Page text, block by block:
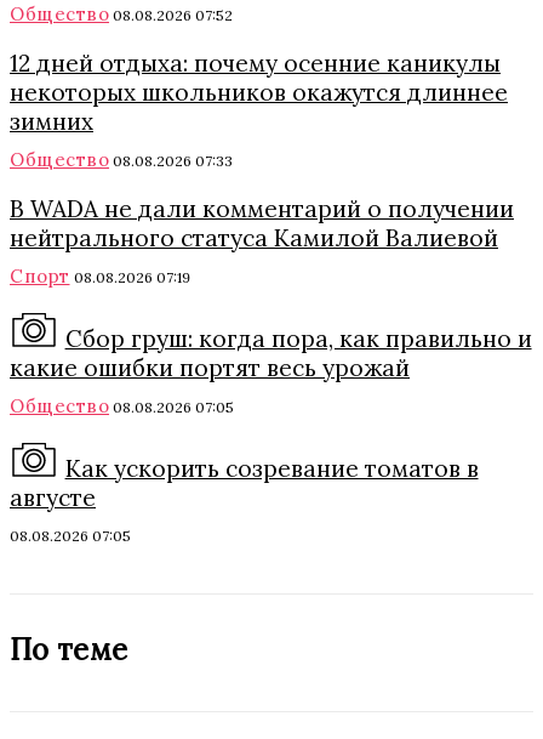
Общество 08.08.2026 07:52
12 дней отдыха: почему осенние каникулы
некоторых школьников окажутся длиннее
зимних
Общество 08.08.2026 07:33
В WADA не дали комментарий о получении
нейтрального статуса Камилой Валиевой
Спорт 08.08.2026 07:19
Сбор груш: когда пора, как правильно и
какие ошибки портят весь урожай
Общество 08.08.2026 07:05
Как ускорить созревание томатов в
августе
08.08.2026 07:05
По теме